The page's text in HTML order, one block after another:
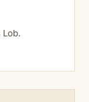
Lob.